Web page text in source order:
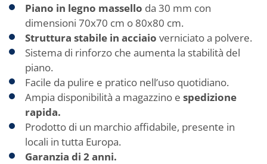
Piano in legno massello da 30 mm con
dimensioni 70x70 cm o 80x80 cm.
Struttura stabile in acciaio verniciato a polvere.
Sistema di rinforzo che aumenta la stabilità del
piano.
Facile da pulire e pratico nell’uso quotidiano.
Ampia disponibilità a magazzino e spedizione
rapida.
Prodotto di un marchio affidabile, presente in
locali in tutta Europa.
Garanzia di 2 anni.